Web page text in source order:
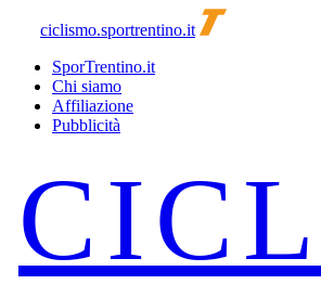
ciclismo.sportrentino.it
SporTrentino.it
Chi siamo
Affiliazione
Pubblicità